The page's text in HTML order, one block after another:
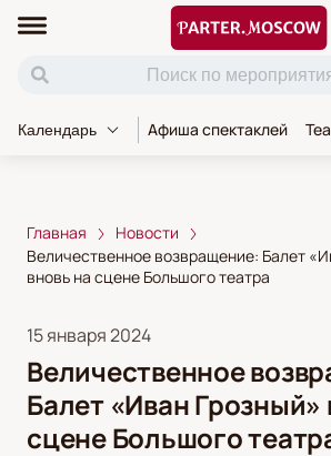
Календарь Афиша спектаклей
Главная
Новости
Величественное возвращение: Балет
вновь на сцене Большого театра
15 января 2024
Величественное
Балет «Иван Грозный»
сцене Большого